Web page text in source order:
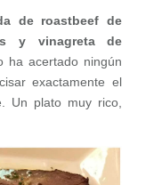
de roastbeef de
y vinagreta de
ha acertado ningún
exactamente el
Un plato muy rico,